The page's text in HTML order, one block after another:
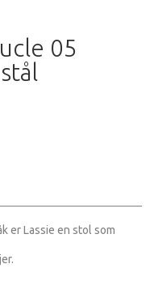
05
er Lassie en stol som